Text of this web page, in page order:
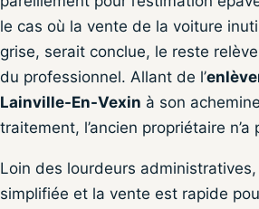
le cas où la vente de la voiture
grise, serait conclue, le reste
du professionnel. Allant de l’
Lainville-En-Vexin à son
traitement, l’ancien propriétaire n’a
Loin des lourdeurs
simplifiée et la vente est rapide